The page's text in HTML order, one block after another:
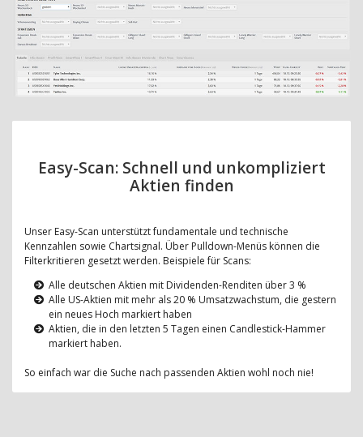
Easy-Scan: Schnell und unkompliziert
Aktien finden
Unser Easy-Scan unterstützt fundamentale und technische
Kennzahlen sowie Chartsignal. Über Pulldown-Menüs können die
Filterkritieren gesetzt werden. Beispiele für Scans:
Alle deutschen Aktien mit Dividenden-Renditen über 3 %
Alle US-Aktien mit mehr als 20 % Umsatzwachstum, die gestern
ein neues Hoch markiert haben
Aktien, die in den letzten 5 Tagen einen Candlestick-Hammer
markiert haben.
So einfach war die Suche nach passenden Aktien wohl noch nie!